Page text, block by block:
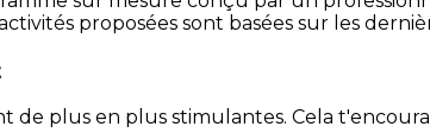
proposées sont basées sur les
de plus en plus stimulantes. Cela